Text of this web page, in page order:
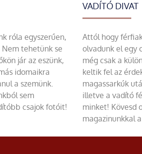
róla egyszerűen,
tehetünk se
jár az eszünk,
idomaikra
a szemünk.
sem
csajok fotóit!
VADÍTÓ DIVAT
Attól hogy
olvadunk el egy
még csak a
keltik fel az
magassarkúk
illetve a vadító
minket! Kövesd
magazinunkkal